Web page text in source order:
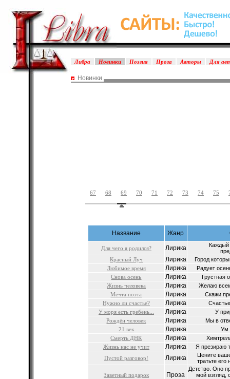
Либра Новинки Поэзия Проза Авторы Для
Новинки
67 68 69 70 71 72 73 74 75
Название Жанр
Для чего я родился? Лирика
Каждый
Красный Луч
Лирика
Город
Любимое время
Лирика
Радует
Снова осень
Лирика
Грустная
Жизнь человека
Лирика
Желаю
Мечта поэта
Лирика
Скажи
Нужно ли счастье?
Лирика
У моря есть гребень...
Лирика
У
Рождён человек
Лирика
Мы в
21 век
Лирика
Ум
Смерть ДНК
Лирика
Жизнь нас не учит
Лирика
Я презираю
Пустой разговор!
Лирика
Цените
тратьте его
Заветный подарок Проза
Детство. Оно
мой взгляд,